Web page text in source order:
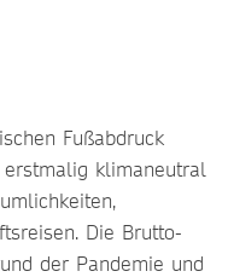
Fußabdruck
klimaneutral
Die Brutto-
der Pandemie und